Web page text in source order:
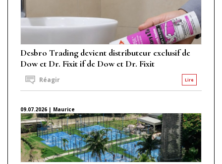
Desbro Trading devient distributeur exclusif de
Dow et Dr. Fixit if de Dow et Dr. Fixit
Lire
Réagir
09.07.2026 | Maurice